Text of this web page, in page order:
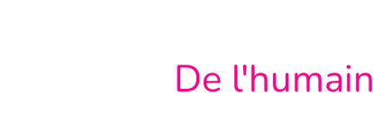
De l'humain